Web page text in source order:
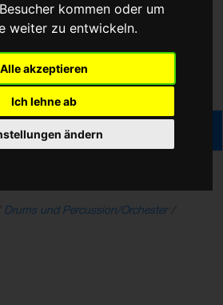
kommen oder um
weiter zu entwickeln.
Alle akzeptieren
Ich lehne ab
ändern
Drums und Percussion/Orchester